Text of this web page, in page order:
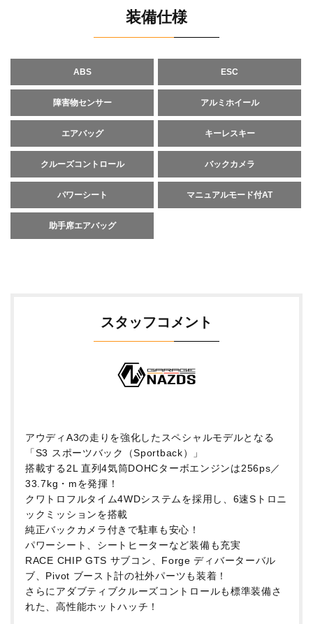
装備仕様
ABS ESC
障害物センサー アルミホイール
エアバッグ キーレスキー
クルーズコントロール バックカメラ
パワーシート マニュアルモード付AT
助手席エアバッグ
スタッフコメント
アウディA3の走りを強化したスペシャルモデルとなる
「S3 スポーツバック（Sportback）」
搭載する2L 直列4気筒DOHCターボエンジンは256ps／
33.7kg・mを発揮！
クワトロフルタイム4WDシステムを採用し、6速Sトロニ
ックミッションを搭載
純正バックカメラ付きで駐車も安心！
パワーシート、シートヒーターなど装備も充実
RACE CHIP GTS サブコン、Forge ディバーターバル
ブ、Pivot ブースト計の社外パーツも装着！
さらにアダブティブクルーズコントロールも標準装備さ
れた、高性能ホットハッチ！